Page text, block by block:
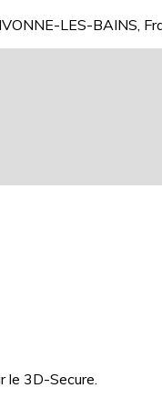
LES-BAINS,
le 3D-Secure.